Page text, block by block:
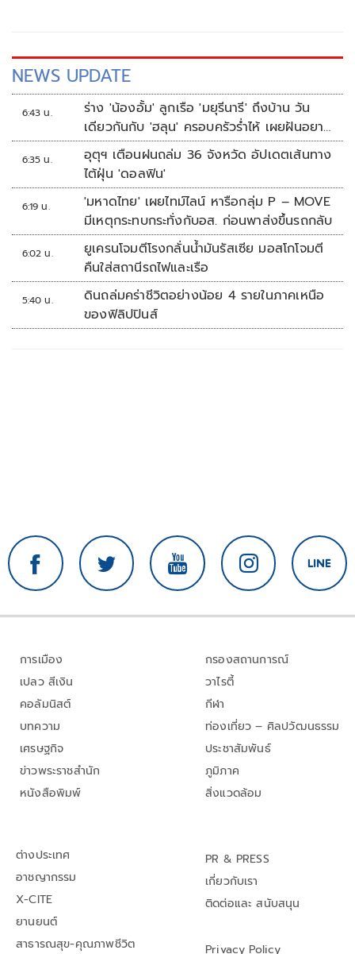
NEWS UPDATE
6:43 น.
ร่าง 'น้องอั้ม' ลูกเรือ 'มยุรีนารี' ถึงบ้าน วัน
เดียวกันกับ 'ฮลุน' ครอบครัวร่ำไห้ เผยฝันอยาก
เป็นทหารเรือ
6:35 น.
อุตุฯ เตือนฝนถล่ม 36 จังหวัด อัปเดตเส้นทาง
ไต้ฝุ่น 'ดอลฟิน'
6:19 น.
'มหาดไทย' เผยไทม์ไลน์ หารือกลุ่ม P – MOVE
มีเหตุกระทบกระทั่งกับอส. ก่อนพาส่งขึ้นรถกลับ
6:02 น.
ยูเครนโจมตีโรงกลั่นน้ำมันรัสเซีย มอสโกโจมตี
คืนใส่สถานีรถไฟและเรือ
5:40 น.
ดินถล่มคร่าชีวิตอย่างน้อย 4 รายในภาคเหนือ
ของฟิลิปปินส์
การเมือง
เปลว สีเงิน
คอลัมนิสต์
บทความ
เศรษฐกิจ
ข่าวพระราชสำนัก
หนังสือพิมพ์
กรองสถานการณ์
วาไรตี้
กีฬา
ท่องเที่ยว – ศิลปวัฒนธรรม
ประชาสัมพันธ์
ภูมิภาค
สิ่งแวดล้อม
ต่างประเทศ
อาชญากรรม
X-CITE
ยานยนต์
สาธารณสุข-คุณภาพชีวิต
PR & PRESS
เกี่ยวกับเรา
ติดต่อและ สนับสนุน
Privacy Policy